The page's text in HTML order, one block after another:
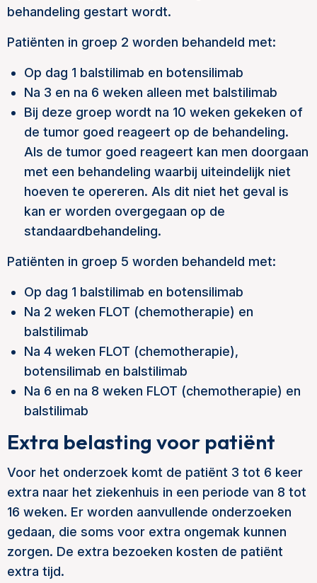
behandeling gestart wordt.
Patiënten in groep 2 worden behandeld met:
Op dag 1 balstilimab en botensilimab
Na 3 en na 6 weken alleen met balstilimab
Bij deze groep wordt na 10 weken gekeken of
de tumor goed reageert op de behandeling.
Als de tumor goed reageert kan men doorgaan
met een behandeling waarbij uiteindelijk niet
hoeven te opereren. Als dit niet het geval is
kan er worden overgegaan op de
standaardbehandeling.
Patiënten in groep 5 worden behandeld met:
Op dag 1 balstilimab en botensilimab
Na 2 weken FLOT (chemotherapie) en
balstilimab
Na 4 weken FLOT (chemotherapie),
botensilimab en balstilimab
Na 6 en na 8 weken FLOT (chemotherapie) en
balstilimab
Extra belasting voor patiënt
Voor het onderzoek komt de patiënt 3 tot 6 keer
extra naar het ziekenhuis in een periode van 8 tot
16 weken. Er worden aanvullende onderzoeken
gedaan, die soms voor extra ongemak kunnen
zorgen. De extra bezoeken kosten de patiënt
extra tijd.